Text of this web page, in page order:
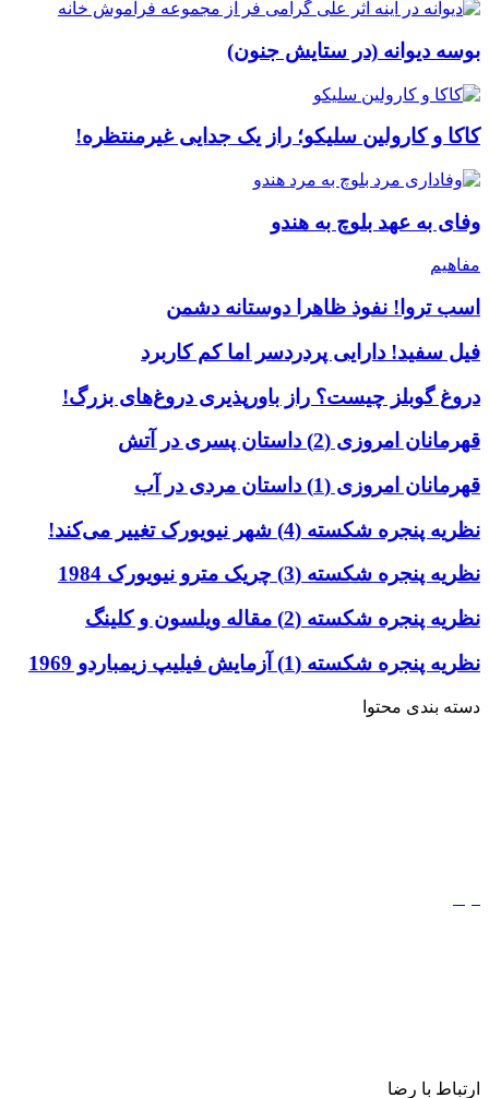
بوسه دیوانه (در ستایش جنون)
کاکا و کارولین سلیکو؛ راز یک جدایی غیرمنتظره!
وفای به عهد بلوچ به هندو
مفاهیم
اسب تروا! نفوذ ظاهرا دوستانه دشمن
فیل سفید! دارایی پردردسر اما کم کاربرد
دروغ گوبلز چیست؟ راز باورپذیری دروغ‌های بزرگ!
قهرمانان امروزی (2) داستان پسری در آتش
قهرمانان امروزی (1) داستان مردی در آب
نظریه پنجره شکسته (4) شهر نیویورک تغییر می‌کند!
نظریه پنجره شکسته (3) چریک مترو نیویورک 1984
نظریه پنجره شکسته (2) مقاله ویلسون و کلینگ
نظریه پنجره شکسته (1) آزمایش فیلیپ زیمباردو 1969
دسته بندی محتوا
ارتباط با رضا